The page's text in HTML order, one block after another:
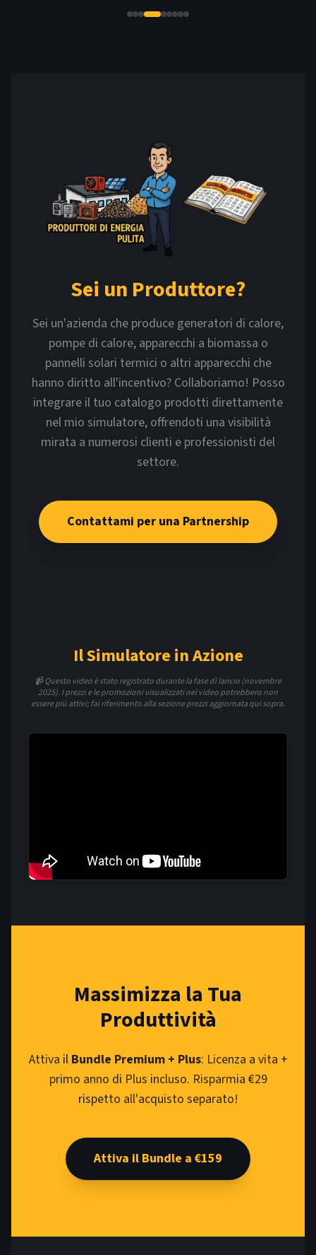
Sei un Produttore?
Sei un'azienda che produce generatori di calore,
pompe di calore, apparecchi a biomassa o
pannelli solari termici o altri apparecchi che
hanno diritto all'incentivo? Collaboriamo! Posso
integrare il tuo catalogo prodotti direttamente
nel mio simulatore, offrendoti una visibilità
mirata a numerosi clienti e professionisti del
settore.
Contattami per una Partnership
Il Simulatore in Azione
📹 Questo video è stato registrato durante la fase di lancio (novembre
2025). I prezzi e le promozioni visualizzati nel video potrebbero non
essere più attivi; fai riferimento alla sezione prezzi aggiornata qui sopra.
Massimizza la Tua
Produttività
Attiva il Bundle Premium + Plus: Licenza a vita +
primo anno di Plus incluso. Risparmia €29
rispetto all'acquisto separato!
Attiva il Bundle a €159